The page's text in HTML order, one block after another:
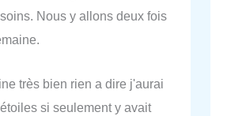
Nous y allons deux fois
très bien rien a dire j'aurai
si seulement y avait